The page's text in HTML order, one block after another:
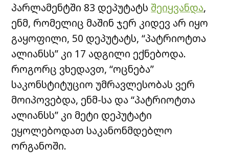
პარლამენტში 83 დეპუტატსშეიყვანდა,
ენმ, რომელიც მაშინ ჯერ კიდევ არ იყო
გაყოფილი, 50 დეპუტატს, “პატრიოტთა
ალიანსს” კი 17 ადგილი ექნებოდა.
როგორც ვხედავთ, “ოცნება”
საკონსტიტუციო უმრავლესობას ვერ
მოიპოვებდა, ენმ-სა და “პატრიოტთა
ალიანსს” კი მეტი დეპუტატი
ეყოლებოდათ საკანონმდებლო
ორგანოში.